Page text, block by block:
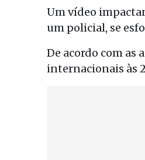
Um vídeo
um policial, se
De acordo com as
internacionais às